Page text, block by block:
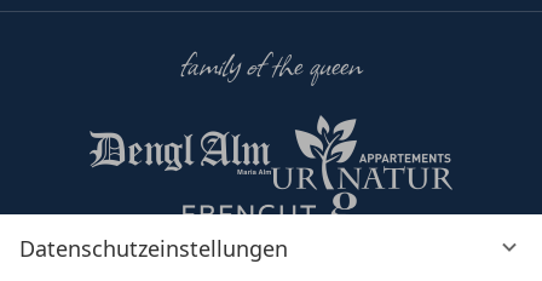
Datenschutzeinstellungen
family of the queen